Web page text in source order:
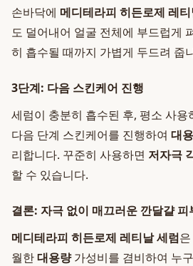
손바닥에 메디테라피 히든로제 레
도 덜어내어 얼굴 전체에 부드럽게
히 흡수될 때까지 가볍게 두드려 줍
3단계: 다음 스킨케어 진행
세럼이 충분히 흡수된 후, 평소 사용
다음 단계 스킨케어를 진행하여 대
리합니다. 꾸준히 사용하면 저자극
할 수 있습니다.
결론: 자극 없이 매끄러운 깐달걀
메디테라피 히든로제 레티날 세럼은
월한대용량가성비를 겸비하여 누